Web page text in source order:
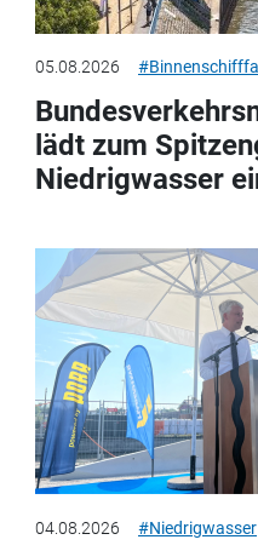
05.08.2026
lädt zum
Niedrigwasser
04.08.2026 #Niedrigwasser